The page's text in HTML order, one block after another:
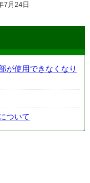
月24日
が使用できなくなり
ついて